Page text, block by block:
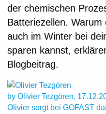
der chemischen
Batteriezellen.
auch im Winter bei
sparen kannst,
Blogbeitrag.
by Olivier Tezgören,
Olivier sorgt bei GOFAST